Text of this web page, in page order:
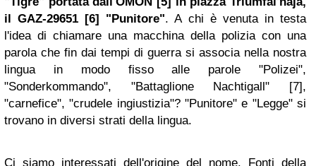
il GAZ-29651 [6] "Punitore". A chi è venuta in testa
l'idea di chiamare una macchina della polizia con una
parola che fin dai tempi di guerra si associa nella nostra
lingua in modo fisso alle parole "Polizei",
"Sonderkommando", "Battaglione Nachtigall" [7],
"carnefice", "crudele ingiustizia"? "Punitore" e "Legge" si
trovano in diversi strati della lingua.
Ci siamo interessati dell'origine del nome. Fonti della